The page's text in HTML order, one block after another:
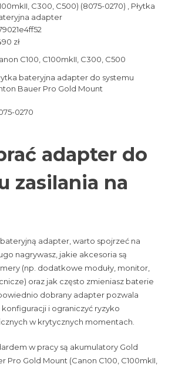
C300, C500) (8075-0270) , Płytka
adapter
zł
C100, C100mkII, C300, C500
bateryjna adapter do systemu
Bauer Pro Gold Mount
0270
adapter do
zasilania na
adapter, warto spojrzeć na
nagrywasz, jakie akcesoria są
(np. dodatkowe moduły, monitor,
oraz jak często zmieniasz baterie
dobrany adapter pozwala
i ograniczyć ryzyko
w krytycznych momentach.
w pracy są akumulatory Gold
Pro Gold Mount (Canon C100, C100mkII,